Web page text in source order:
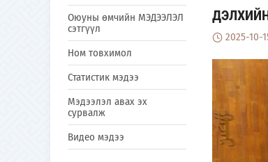
Оюуны өмчийн МЭДЭЭЛЭЛ
сэтгүүл
Ном товхимол
Статистик мэдээ
Мэдээлэл авах эх
сурвалж
Видео мэдээ
2025-10-